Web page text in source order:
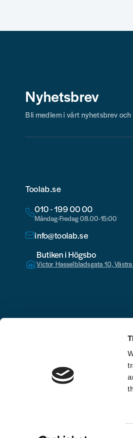
Nyhetsbrev
Bli medlem i vårt nyhetsbrev
Toolab.se
010 - 199 00 00
Måndag-Fredag 08.00-15:00
info@toolab.se
Butiken i Högsbo
Victor Hasselbladsgata 10,